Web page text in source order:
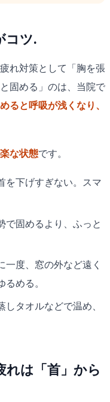
コツ.
れ対策として「胸を張
固める」のは、当院で
ると呼吸が浅くなり、
な状態です。
を下げすぎない。スマ
で固めるより、ふっと
一度、窓の外など遠く
める。
しタオルなどで温め、
れは「首」から